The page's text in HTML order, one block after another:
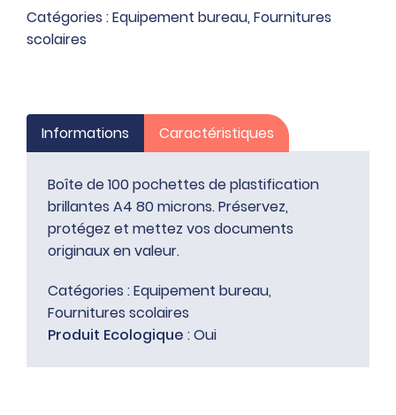
pochettes
de
80
microns
Catégories :Equipement bureau, Fournitures
scolaires
Informations Caractéristiques
Boîte de 100 pochettes de plastification
brillantes A4 80 microns. Préservez,
protégez et mettez vos documents
originaux en valeur.
Catégories :Equipement bureau,
Fournitures scolaires
Produit Ecologique : Oui